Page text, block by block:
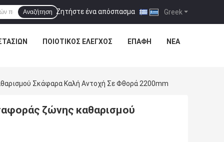
Greek
Ζητήστε ένα απόσπασμα |
Αναζήτηση
ΠΟΙΟΤΙΚΌΣ ΈΛΕΓΧΟΣ ΕΠΑΦΉ ΝΈΑ
Σκάφαρα Καλή Αντοχή Σε Φθορά 2200mm
ζώνης καθαρισμού